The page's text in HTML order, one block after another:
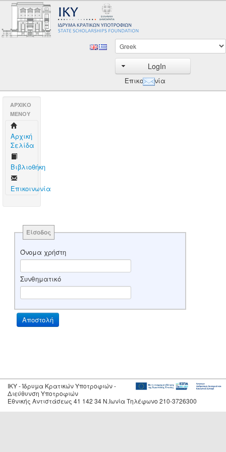
LogIn
Επικοινωνία
AΡΧΙΚΟ
ΜΕΝΟΥ
Aρχική
Σελίδα
Βιβλιοθήκη
Επικοινωνία
Είσοδος
Όνομα χρήστη
Συνθηματικό
IKY - Ίδρυμα Κρατικών Υποτροφιών -
Διεύθυνση Υποτροφιών
Εθνικής Αντιστάσεως 41 142 34 Ν.Ιωνία Τηλέφωνο 210-3726300